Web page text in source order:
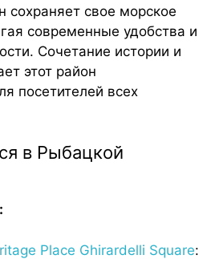
сохраняет свое морское
современные удобства и
Сочетание истории и
этот район
посетителей всех
в Рыбацкой
Place Ghirardelli Square: